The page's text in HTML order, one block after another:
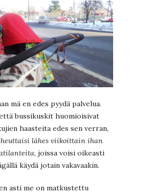
mä en edes pyydä palvelua.
bussikuskit huomioisivat
haasteita edes sen verran,
lähes viikoittain ihan
, joissa voisi oikeasti
käydä jotain vakavaakin.
asti me on matkustettu